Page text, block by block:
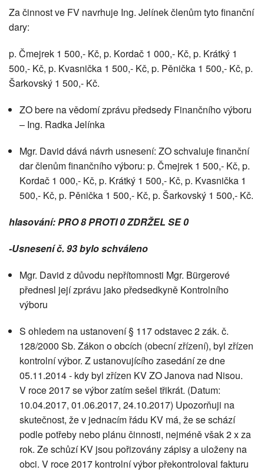
Za činnost ve FV navrhuje Ing. Jelínek členům tyto finanční
dary:
p. Čmejrek 1 500,- Kč, p. Kordač 1 000,- Kč, p. Krátký 1
500,- Kč, p. Kvasnička 1 500,- Kč, p. Pěnička 1 500,- Kč, p.
Šarkovský 1 500,- Kč.
ZO bere na vědomí zprávu předsedy Finančního výboru
– Ing. Radka Jelínka
Mgr. David dává návrh usnesení: ZO schvaluje finanční
dar členům finančního výboru: p. Čmejrek 1 500,- Kč, p.
Kordač 1 000,- Kč, p. Krátký 1 500,- Kč, p. Kvasnička 1
500,- Kč, p. Pěnička 1 500,- Kč, p. Šarkovský 1 500,- Kč.
hlasování: PRO 8 PROTI 0 ZDRŽEL SE 0
-Usnesení č. 93 bylo schváleno
Mgr. David z důvodu nepřítomnosti Mgr. Bürgerové
přednesl její zprávu jako předsedkyně Kontrolního
výboru
S ohledem na ustanovení § 117 odstavec 2 zák. č.
128/2000 Sb. Zákon o obcích (obecní zřízení), byl zřízen
kontrolní výbor. Z ustanovujícího zasedání ze dne
05.11.2014 - kdy byl zřízen KV ZO Janova nad Nisou.
V roce 2017 se výbor zatím sešel třikrát. (Datum:
10.04.2017, 01.06.2017, 24.10.2017) Upozorňuji na
skutečnost, že v jednacím řádu KV má, že se schází
podle potřeby nebo plánu činnosti, nejméně však 2 x za
rok. Ze schůzí KV jsou pořizovány zápisy a uloženy na
obci. V roce 2017 kontrolní výbor překontroloval fakturu